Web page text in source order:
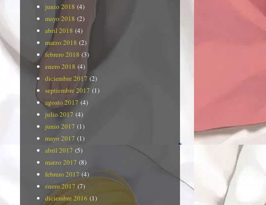
junio 2018 (4)
mayo 2018 (2)
abril 2018 (4)
marzo 2018 (2)
febrero 2018 (3)
enero 2018 (4)
diciembre 2017 (2)
septiembre 2017 (1)
agosto 2017 (4)
julio 2017 (4)
junio 2017 (1)
mayo 2017 (1)
abril 2017 (5)
marzo 2017 (8)
febrero 2017 (4)
enero 2017 (7)
diciembre 2016 (1)